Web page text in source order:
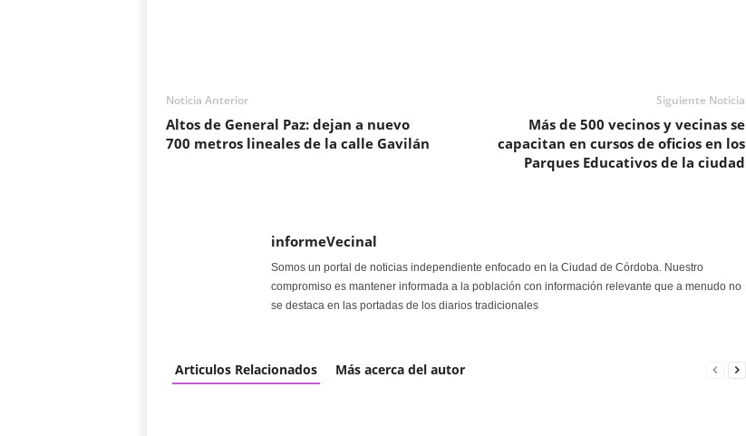
Noticia Anterior
Altos de General Paz: dejan a nuevo
700 metros lineales de la calle Gavilán
Siguiente Noticia
Más de 500 vecinos y vecinas se
capacitan en cursos de oficios en los
Parques Educativos de la ciudad
informeVecinal
Somos un portal de noticias independiente enfocado en la Ciudad de Córdoba. Nuestro
compromiso es mantener informada a la población con información relevante que a menudo no
se destaca en las portadas de los diarios tradicionales
Articulos Relacionados Más acerca del autor